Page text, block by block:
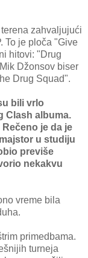
zahvaljujući
To je ploča "Give
hitovi: "Drug
Džonsov biser
Drug Squad".
bili vrlo
Clash albuma.
je da je
u studiju
previše
nekakvu
vreme bila
primedbama.
turneja